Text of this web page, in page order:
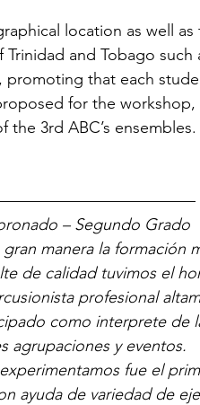
location as well as
and Tobago such
that each
for the workshop,
3rd ABC’s ensembles.
– Segundo Grado
manera la formación
de calidad tuvimos el
profesional
como interprete de
agrupaciones y eventos.
fue el
ayuda de variedad de